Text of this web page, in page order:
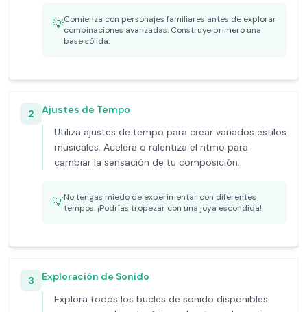
💡Comienza con personajes familiares antes de explorar
combinaciones avanzadas. Construye primero una
base sólida.
2
Ajustes de Tempo
Utiliza ajustes de tempo para crear variados estilos
musicales. Acelera o ralentiza el ritmo para
cambiar la sensación de tu composición.
💡No tengas miedo de experimentar con diferentes
tempos. ¡Podrías tropezar con una joya escondida!
3
Exploración de Sonido
Explora todos los bucles de sonido disponibles